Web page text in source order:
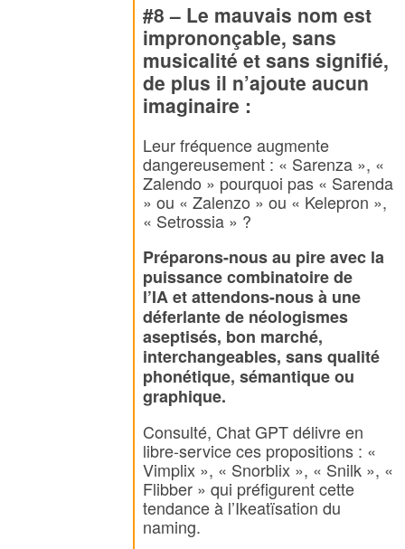
#8 – Le mauvais nom est
imprononçable, sans
musicalité et sans signifié,
de plus il n’ajoute aucun
imaginaire :
Leur fréquence augmente
dangereusement : « Sarenza », «
Zalendo » pourquoi pas « Sarenda
» ou « Zalenzo » ou « Kelepron »,
« Setrossia » ?
Préparons-nous au pire avec la
puissance combinatoire de
l’IAet attendons-nous à une
déferlante de néologismes
aseptisés, bon marché,
interchangeables, sans qualité
phonétique, sémantique ou
graphique.
Consulté, Chat GPT délivre en
libre-service ces propositions : «
Vimplix », « Snorblix », « Snilk », «
Flibber » qui préfigurent cette
tendance à l’Ikeatïsation du
naming.